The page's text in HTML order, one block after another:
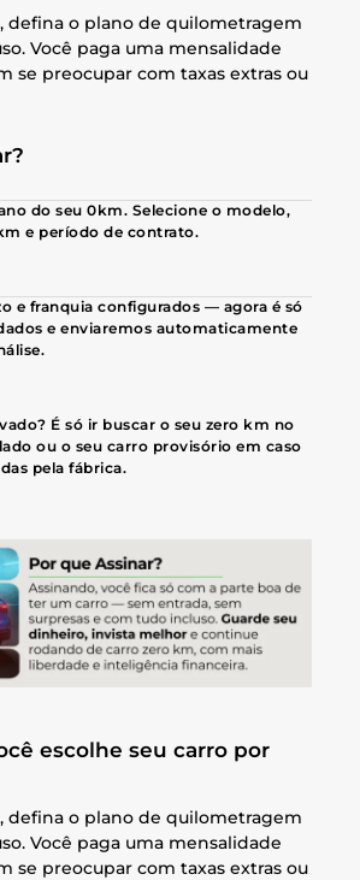
defina o plano de quilometragem
Você paga uma mensalidade
se preocupar com taxas extras ou
do seu 0km. Selecione o modelo,
e período de contrato.
e franquia configurados — agora é só
e enviaremos automaticamente
É só ir buscar o seu zero km no
ou o seu carro provisório em caso
pela fábrica.
escolhe seu carro por
defina o plano de quilometragem
Você paga uma mensalidade
se preocupar com taxas extras ou